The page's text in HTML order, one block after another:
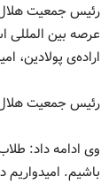
رئیس جمعیت هلال
عرصه بین المللی
اراده‌ی پولادین،
رئیس جمعیت هلال
وی ادامه داد:
باشیم.